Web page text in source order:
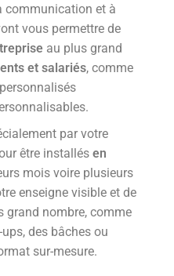
communication et à
vous permettre de
au plus grand
et salariés, comme
par votre
être installés en
mois voire plusieurs
enseigne visible et de
grand nombre, comme
des bâches ou
sur-mesure.